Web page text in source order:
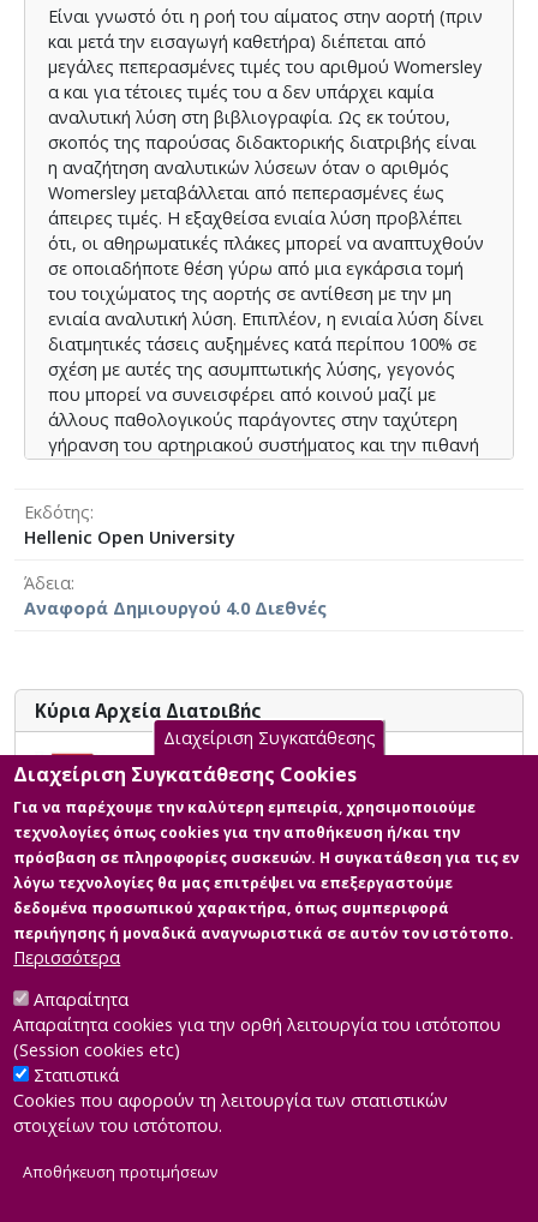
than 100 years? Applying the s-n law (tissue stress
against the number of cycles to failure), we found that
in the absence of other pathogenic factors, the
potential 100 years of life are reduced to 82 years. A
result similar to the World Bank data, which gave life
expectancy in USA 79 years in 2016.
Είναι γνωστό ότι η ροή του αίματος στην αορτή (πριν
και μετά την εισαγωγή καθετήρα) διέπεται από
μεγάλες πεπερασμένες τιμές του αριθμού Womersley
α και για τέτοιες τιμές του α δεν υπάρχει καμία
αναλυτική λύση στη βιβλιογραφία. Ως εκ τούτου,
σκοπός της παρούσας διδακτορικής διατριβής είναι
η αναζήτηση αναλυτικών λύσεων όταν ο αριθμός
Womersley μεταβάλλεται από πεπερασμένες έως
άπειρες τιμές. Η εξαχθείσα ενιαία λύση προβλέπει
ότι, οι αθηρωματικές πλάκες μπορεί να αναπτυχθούν
σε οποιαδήποτε θέση γύρω από μια εγκάρσια τομή
του τοιχώματος της αορτής σε αντίθεση με την μη
ενιαία αναλυτική λύση. Επιπλέον, η ενιαία λύση δίνει
διατμητικές τάσεις αυξημένες κατά περίπου 100% σε
σχέση με αυτές της ασυμπτωτικής λύσης, γεγονός
που μπορεί να συνεισφέρει από κοινού μαζί με
άλλους παθολογικούς παράγοντες στην ταχύτερη
γήρανση του αρτηριακού συστήματος και την πιθανή
προσπαθήσαμε να δώσουμε απάντηση στο ερώτημα:
Γιατί ζούμε λιγότερο από 100 χρόνια? Εφαρμόζοντας
καταλήξαμε ότι, απουσία άλλων παθολογικών
παραγόντων, η αναμενόμενη διάρκεια ζωής των 100
Τράπεζας η οποία αναφέρει διάρκεια ζωής στις ΗΠΑ
τα 79 χρόνια για το 2016.
Εκδότης
Hellenic Open University
Άδεια
Αναφορά Δημιουργού 4.0 Διεθνές
Κύρια Αρχεία Διατριβής
Study of flow inside blood vessels
before and after the insertion of a
catheter using analytical methods
Περιγραφή: HOU Ph.D. [Gerasimos
A.T. Messaris] (after exam).pdf
(pdf)
Άδεια:Αναφορά Δημιουργού 4.0
Διεθνές
Developed byINTEROPTICS
Διαχείριση Συγκατάθεσης
Διαχείριση Συγκατάθεσης Cookies
Για να παρέχουμε την καλύτερη εμπειρία, χρησιμοποιούμε
τεχνολογίες όπως cookies για την αποθήκευση ή/και την
πρόσβαση σε πληροφορίες συσκευών. Η συγκατάθεση για τις εν
λόγω τεχνολογίες θα μας επιτρέψει να επεξεργαστούμε
δεδομένα προσωπικού χαρακτήρα, όπως συμπεριφορά
περιήγησης ή μοναδικά αναγνωριστικά σε αυτόν τον ιστότοπο.
Περισσότερα
Απαραίτητα
Απαραίτητα cookies για την ορθή λειτουργία του ιστότοπου
(Session cookies etc)
Στατιστικά
Cookies που αφορούν τη λειτουργία των στατιστικών
στοιχείων του ιστότοπου.
Αποθήκευση προτιμήσεων